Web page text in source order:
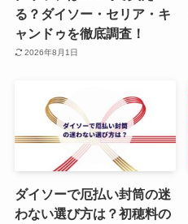
る？ダイソー・セリア・キ
ャンドゥを徹底調査！
2026年8月1日
ダイソーで厄払い封筒の迷
わない選び方は？初穂料の